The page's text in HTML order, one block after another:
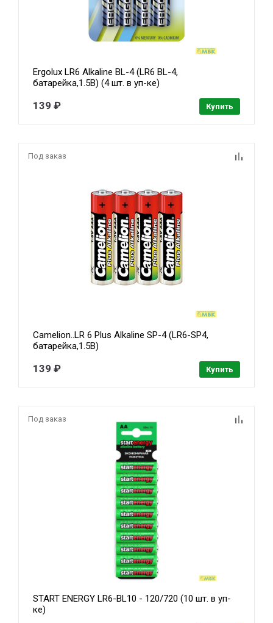
Ergolux LR6 Alkaline BL-4 (LR6 BL-4,
батарейка,1.5В) (4 шт. в уп-ке)
139 ₽ Купить
Под заказ
Camelion..LR 6 Plus Alkaline SP-4 (LR6-SP4,
батарейка,1.5В)
139 ₽ Купить
Под заказ
START ENERGY LR6-BL10 - 120/720 (10 шт. в уп-
ке)